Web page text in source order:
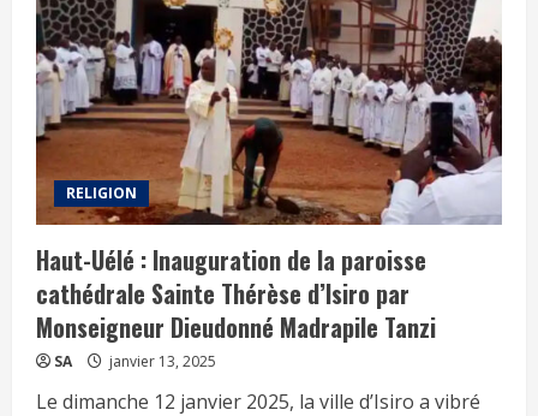
RELIGION
Haut-Uélé : Inauguration de la paroisse
cathédrale Sainte Thérèse d’Isiro par
Monseigneur Dieudonné Madrapile Tanzi
SA janvier 13, 2025
Le dimanche 12 janvier 2025, la ville d’Isiro a vibré